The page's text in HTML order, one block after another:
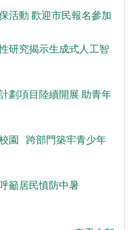
活動 歡迎市民報名參加
研究揭示生成式人工智
劃項目陸續開展 助青年
園 跨部門築牢青少年
籲居民慎防中暑